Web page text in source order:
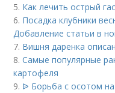
5. Как лечить острый
6. Посадка клубники
Добавление статьи в
7. Вишня даренка
8.Cамые популярные
картофеля
9. ᐉ Борьба с осотом